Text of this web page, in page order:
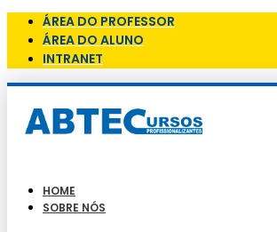
ÁREA DO PROFESSOR
ÁREA DO ALUNO
INTRANET
HOME
SOBRE NÓS